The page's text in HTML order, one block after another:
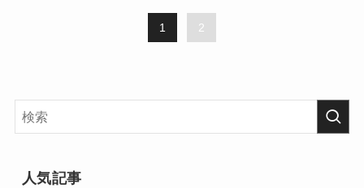
1 2
人気記事